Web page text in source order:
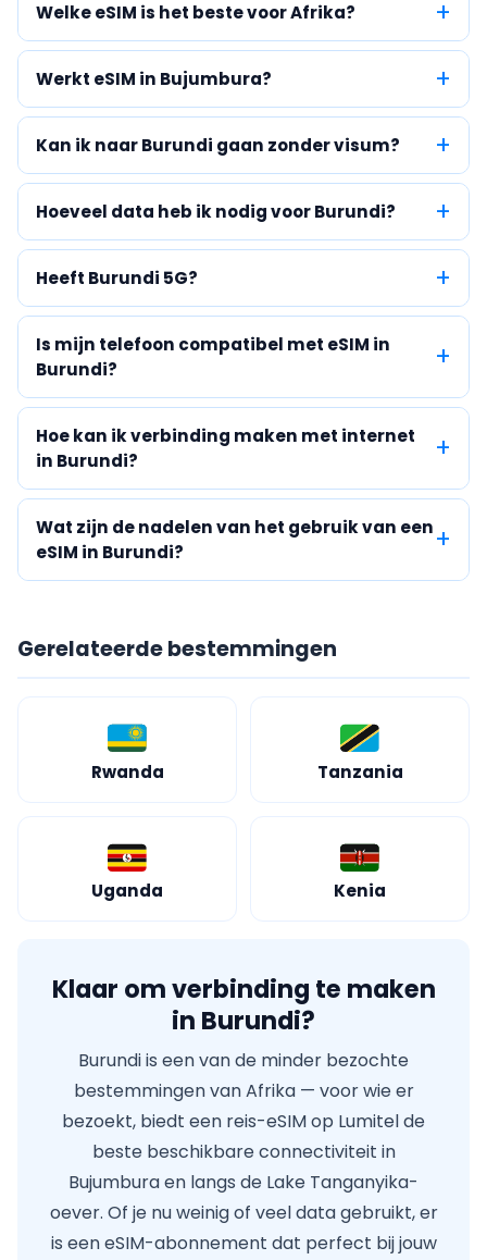
Welke eSIM is het beste voor Afrika?
Werkt eSIM in Bujumbura?
Kan ik naar Burundi gaan zonder visum?
Hoeveel data heb ik nodig voor Burundi?
Heeft Burundi 5G?
Is mijn telefoon compatibel met eSIM in
Burundi?
Hoe kan ik verbinding maken met internet
in Burundi?
Wat zijn de nadelen van het gebruik van een
eSIM in Burundi?
Gerelateerde bestemmingen
Rwanda Tanzania
Uganda Kenia
Klaar om verbinding te maken
in Burundi?
Burundi is een van de minder bezochte
bestemmingen van Afrika — voor wie er
bezoekt, biedt een reis-eSIM op Lumitel de
beste beschikbare connectiviteit in
Bujumbura en langs de Lake Tanganyika-
oever. Of je nu weinig of veel data gebruikt, er
is een eSIM-abonnement dat perfect bij jouw